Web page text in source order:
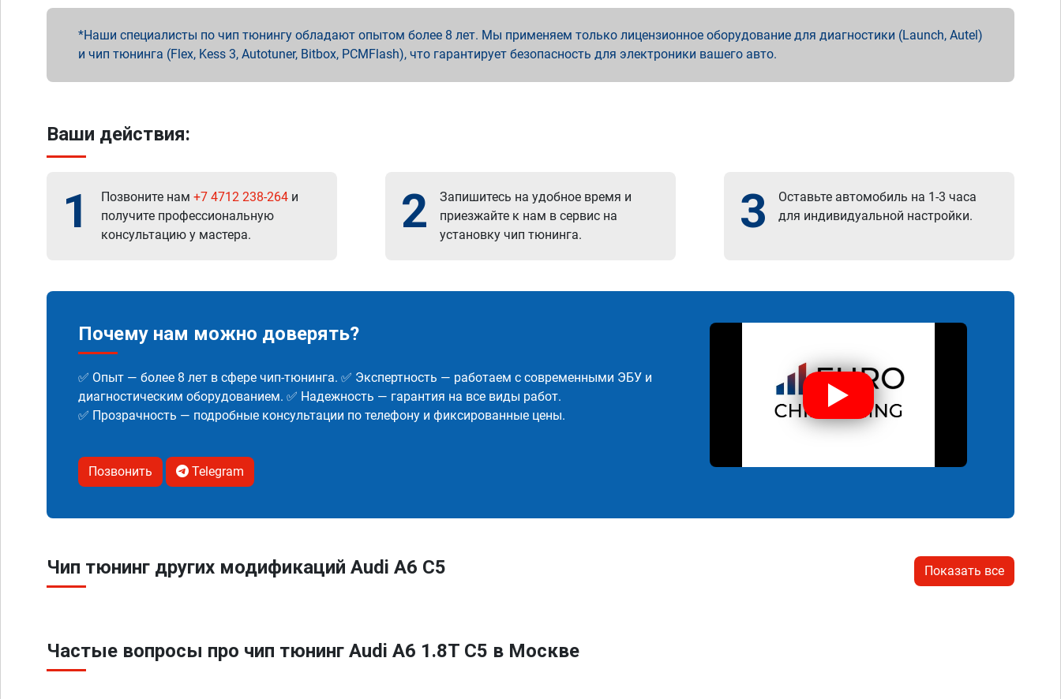
Наши специалисты по чип тюнингу обладают опытом более 8 лет. Мы применяем только лицензионное оборудование для диагностики (Launch, Autel)
и чип тюнинга (Flex, Kess 3, Autotuner, Bitbox, PCMFlash), что гарантирует безопасность для электроники вашего авто.
Ваши действия:
1 Позвоните нам +7 4712 238-264 и
получите профессиональную
консультацию у мастера.
2
Запишитесь на удобное время и
приезжайте к нам в сервис на
установку чип тюнинга.
3
Оставьте автомобиль на 1-3 часа
для индивидуальной настройки.
Почему нам можно доверять?
✅ Опыт — более 8 лет в сфере чип-тюнинга. ✅ Экспертность — работаем с современными ЭБУ и
диагностическим оборудованием. ✅ Надежность — гарантия на все виды работ.
✅ Прозрачность — подробные консультации по телефону и фиксированные цены.
Позвонить Telegram
Чип тюнинг других модификаций Audi A6 C5 Показать все
Частые вопросы про чип тюнинг Audi A6 1.8T C5 в Москве